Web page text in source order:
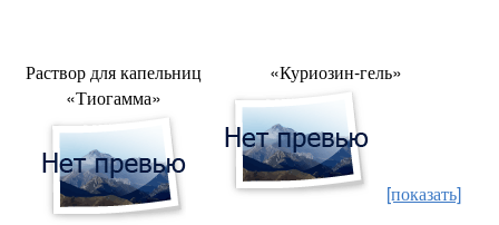
Раствор для капельниц
«Тиогамма»
«Куриозин-гель»
[показать]